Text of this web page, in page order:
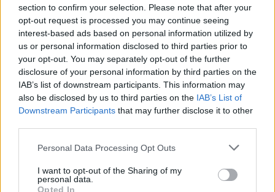
section to confirm your selection. Please note that after your
opt-out request is processed you may continue seeing
interest-based ads based on personal information utilized by
us or personal information disclosed to third parties prior to
your opt-out. You may separately opt-out of the further
disclosure of your personal information by third parties on the
IAB’s list of downstream participants. This information may
also be disclosed by us to third parties on the IAB’s List of
Downstream Participants that may further disclose it to other
Please note that this website/app uses one or more Google
not limited to your visit or usage behaviour. You may click to
grant or deny consent to Google and its third-party tags to
Personal Data Processing Opt Outs
I want to opt-out of the Sharing of my
personal data.
Opted In
Η ταλαντούχα θεατρική κυρίως ηθοποιός επιστρέφει
στην τηλεόραση με την πολυαναμενόμενη σειρά του
ALPHA «Αυτή η νύχτα μένει», φωτογραφίζεται στο
«Gala» για το πρώτο της εξώφυλλο και μιλάει για την
εφηβική της επανάσταση, τον έρωτα σήμερα και τη
δεκαετία που μένει ανεξίτηλη στη μνήμη μας